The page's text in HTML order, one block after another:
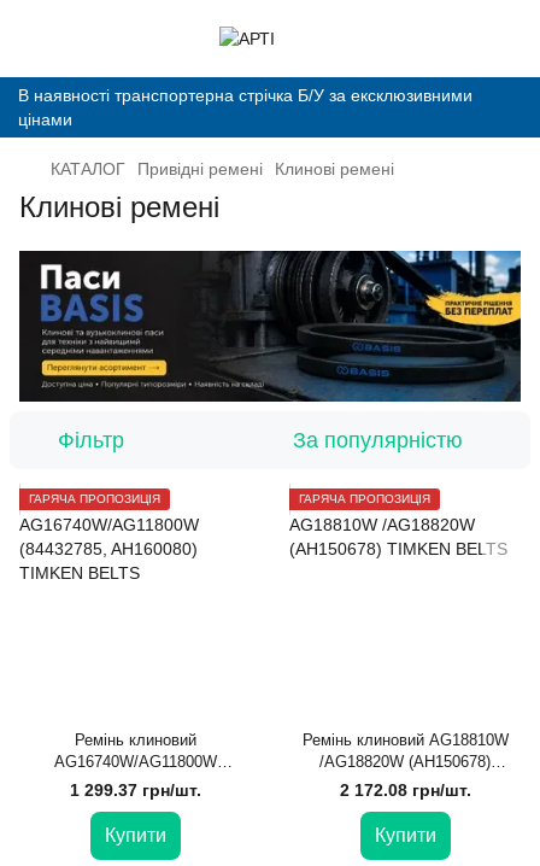
В наявності транспортерна стрічка Б/У за ексклюзивними
цінами
КАТАЛОГ Привідні ремені Клинові ремені
Клинові ремені
Фільтр За популярністю
ГАРЯЧА ПРОПОЗИЦІЯ
Ремінь клиновий
AG16740W/AG11800W
(84432785, AH160080) TIMKEN
BELTS
1 299.37 грн/шт.
Купити
ГАРЯЧА ПРОПОЗИЦІЯ
Ремінь клиновий AG18810W
/AG18820W (AH150678)
TIMKEN BELTS
2 172.08 грн/шт.
Купити